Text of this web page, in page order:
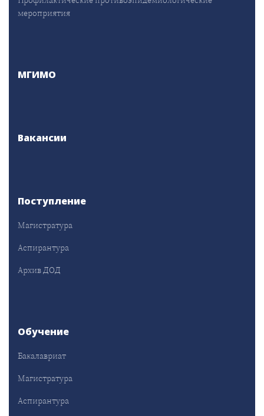
мероприятия
МГИМО
Вакансии
Поступление
Магистратура
Аспирантура
Архив ДОД
Обучение
Бакалавриат
Магистратура
Аспирантура